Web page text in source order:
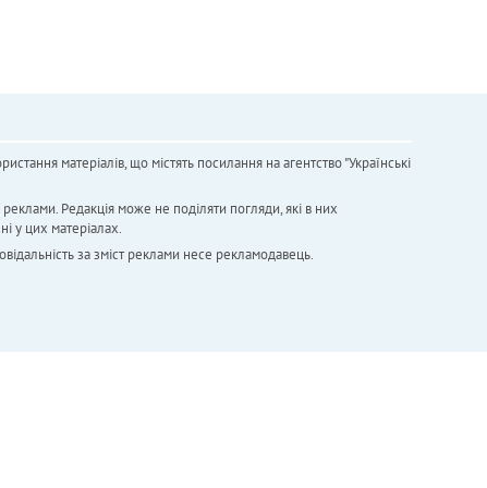
матеріалів, що містять посилання на агентство "Українськi
Редакція може не поділяти погляди, які в них
у цих матеріалах.
за зміст реклами несе рекламодавець.